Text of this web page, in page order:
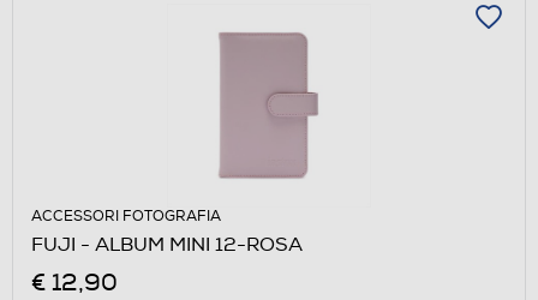
ACCESSORI FOTOGRAFIA
FUJI - ALBUM MINI 12-ROSA
€ 12,90